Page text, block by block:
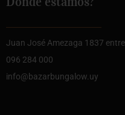
Juan José Amezaga 1837
096 284 000
info@bazarbungalow.uy